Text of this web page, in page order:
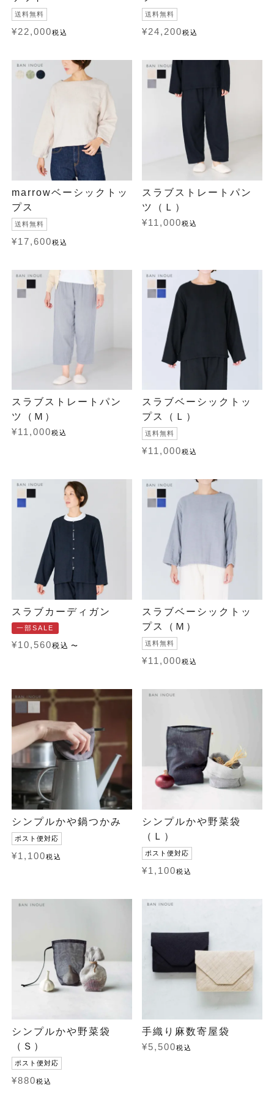
送料無料
¥22,000税込
送料無料
¥24,200税込
marrowベーシックトッ
プス
送料無料
¥17,600税込
スラブストレートパン
ツ（Ｌ）
¥11,000税込
スラブストレートパン
ツ（Ｍ）
¥11,000税込
スラブベーシックトッ
プス（Ｌ）
送料無料
¥11,000税込
スラブカーディガン
一部SALE
¥10,560税込 〜
スラブベーシックトッ
プス（Ｍ）
送料無料
¥11,000税込
シンプルかや鍋つかみ
ポスト便対応
¥1,100税込
シンプルかや野菜袋
（Ｌ）
ポスト便対応
¥1,100税込
シンプルかや野菜袋
（Ｓ）
ポスト便対応
¥880税込
手織り麻数寄屋袋
¥5,500税込